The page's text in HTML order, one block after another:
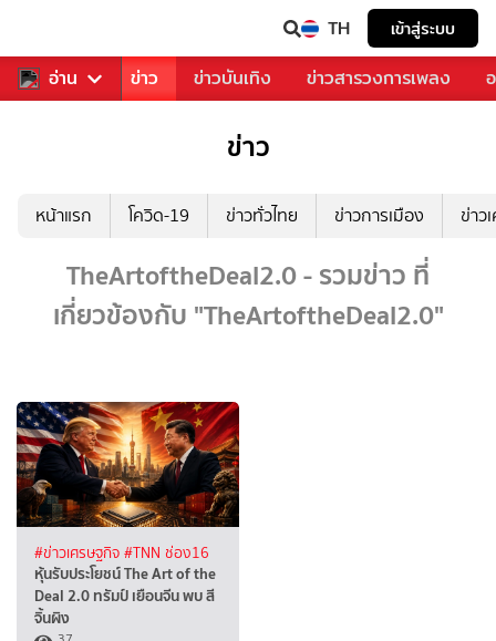
TH เข้าสู่ระบบ
อ่าน
คุณ กีฬา ข่าว ข่าวบันเทิง ข่าวสารวงการเพลง
ข่าว
หน้าแรก โควิด-19 ข่าวทั่วไทย ข่าวการเมือง ข่าว
TheArtoftheDeal2.0 - รวมข่าว ที่
เกี่ยวข้องกับ "TheArtoftheDeal2.0"
#ข่าวเศรษฐกิจ #TNN ช่อง16
หุ้นรับประโยชน์ The Art of the
Deal 2.0 ทรัมป์ เยือนจีน พบ สี
จิ้นผิง